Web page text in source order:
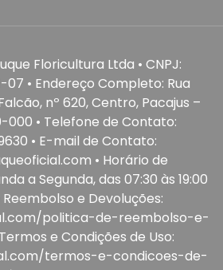
Floricultura Ltda • CNPJ:
07 • Endereço Completo: Rua
nº 620, Centro, Pacajus –
000 • Telefone de Contato:
• E-mail de Contato:
• Horário de
a Segunda, das 07:30 às 19:00
e Devoluções:
politica-de-reembolso-e-
e Condições de Uso:
termos-e-condicoes-de-